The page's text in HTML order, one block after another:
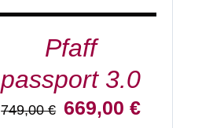
Pfaff
passport 3.0
749,00€ Ursprünglicher
669,00€Aktueller